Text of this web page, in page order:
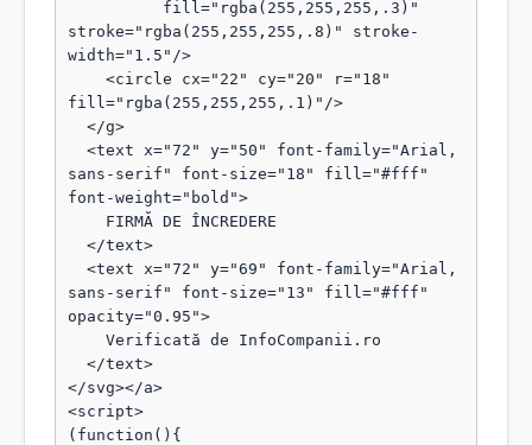
stroke="rgba(255,255,255,.8)" stroke-
width="1.5"/>
fill="rgba(255,255,255,.1)"/>
sans-serif" font-size="18" fill="#fff"
font-weight="bold">
sans-serif" font-size="13" fill="#fff"
opacity="0.95">
</svg></a>
<script>
(function(){